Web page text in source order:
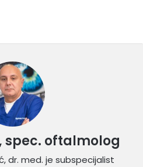
spec. oftalmolog
dr. med. je subspecijalist